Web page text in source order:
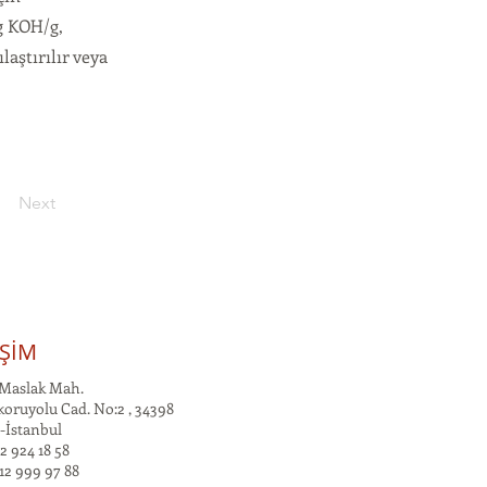
KOH/g,
veya
Next
Mah.
Cad. No:2 , 34398
İstanbul
924 18 58
999 97 88